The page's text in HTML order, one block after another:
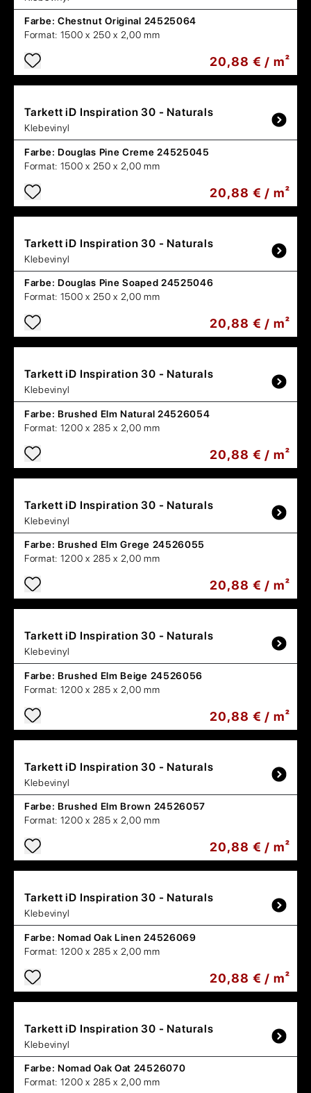
Farbe: Chestnut Original 24525064
Format: 1500 x 250 x 2,00 mm
20,88 € / m²
Tarkett iD Inspiration 30 - Naturals
Klebevinyl
Farbe: Douglas Pine Creme 24525045
Format: 1500 x 250 x 2,00 mm
20,88 € / m²
Tarkett iD Inspiration 30 - Naturals
Klebevinyl
Farbe: Douglas Pine Soaped 24525046
Format: 1500 x 250 x 2,00 mm
20,88 € / m²
Tarkett iD Inspiration 30 - Naturals
Klebevinyl
Farbe: Brushed Elm Natural 24526054
Format: 1200 x 285 x 2,00 mm
20,88 € / m²
Tarkett iD Inspiration 30 - Naturals
Klebevinyl
Farbe: Brushed Elm Grege 24526055
Format: 1200 x 285 x 2,00 mm
20,88 € / m²
Tarkett iD Inspiration 30 - Naturals
Klebevinyl
Farbe: Brushed Elm Beige 24526056
Format: 1200 x 285 x 2,00 mm
20,88 € / m²
Tarkett iD Inspiration 30 - Naturals
Klebevinyl
Farbe: Brushed Elm Brown 24526057
Format: 1200 x 285 x 2,00 mm
20,88 € / m²
Tarkett iD Inspiration 30 - Naturals
Klebevinyl
Farbe: Nomad Oak Linen 24526069
Format: 1200 x 285 x 2,00 mm
20,88 € / m²
Tarkett iD Inspiration 30 - Naturals
Klebevinyl
Farbe: Nomad Oak Oat 24526070
Format: 1200 x 285 x 2,00 mm